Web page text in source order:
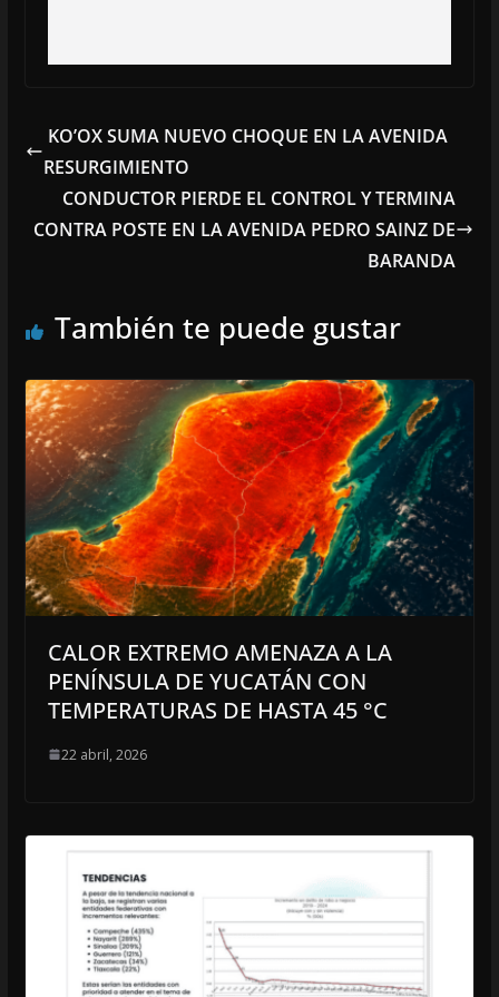
KO’OX SUMA NUEVO CHOQUE EN LA AVENIDA
RESURGIMIENTO
CONDUCTOR PIERDE EL CONTROL Y TERMINA
CONTRA POSTE EN LA AVENIDA PEDRO SAINZ DE
BARANDA
También te puede gustar
CALOR EXTREMO AMENAZA A LA
PENÍNSULA DE YUCATÁN CON
TEMPERATURAS DE HASTA 45 °C
22 abril, 2026